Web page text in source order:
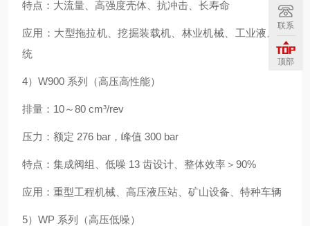
特点：大流量、高强度壳体、抗冲击、长寿命
应用：大型拖拉机、挖掘装载机、林业机械、工业液压系
统
4）W900 系列（高压高性能）
排量：10～80 cm³/rev
压力：额定 276 bar，峰值 300 bar
特点：集成阀组、低噪 13 齿设计、整体效率＞90%
应用：重型工程机械、高压液压站、矿山设备、特种车辆
5）WP 系列（高压低噪）
联系
顶部